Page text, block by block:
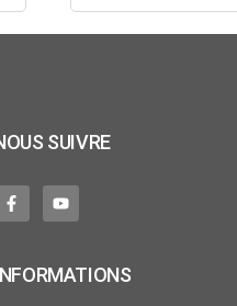
SUIVRE